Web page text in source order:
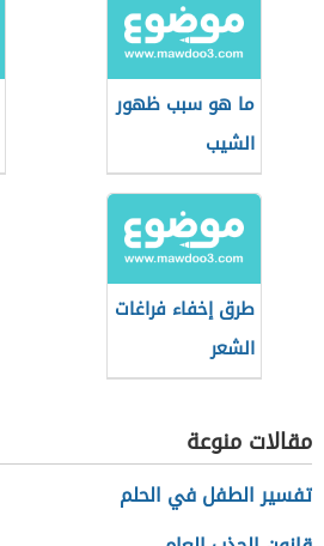
ما هو سبب ظهور
الشيب
طرق إخفاء فراغات
الشعر
مقالات منوعة
تفسير الطفل في الحلم